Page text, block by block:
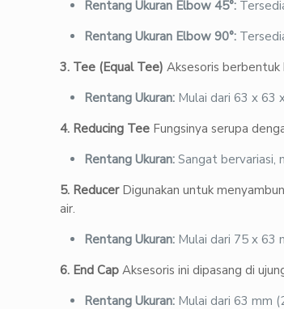
Rentang Ukuran Elbow 45°:
Rentang Ukuran Elbow 90°:
3. Tee (Equal Tee) Aksesoris berbentuk
Rentang Ukuran: Mulai dari 63 x 63
4. Reducing Tee Fungsinya serupa
Rentang Ukuran: Sangat bervariasi,
5. ReducerDigunakan untuk
air.
Rentang Ukuran: Mulai dari 75 x 63
6. End Cap Aksesoris ini dipasang di
Rentang Ukuran: Mulai dari 63 mm